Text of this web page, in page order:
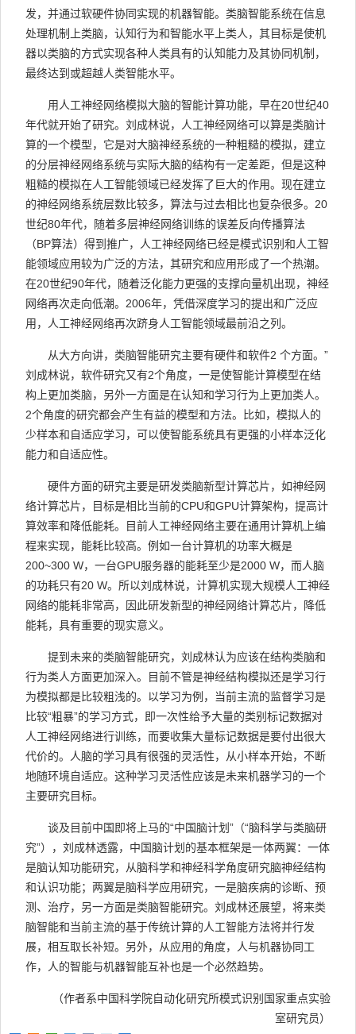
发，并通过软硬件协同实现的机器智能。类脑智能系统在信息
处理机制上类脑，认知行为和智能水平上类人，其目标是使机
器以类脑的方式实现各种人类具有的认知能力及其协同机制，
最终达到或超越人类智能水平。
用人工神经网络模拟大脑的智能计算功能，早在20世纪40
年代就开始了研究。刘成林说，人工神经网络可以算是类脑计
算的一个模型，它是对大脑神经系统的一种粗糙的模拟，建立
的分层神经网络系统与实际大脑的结构有一定差距，但是这种
粗糙的模拟在人工智能领域已经发挥了巨大的作用。现在建立
的神经网络系统层数比较多，算法与过去相比也复杂很多。20
世纪80年代，随着多层神经网络训练的误差反向传播算法
（BP算法）得到推广，人工神经网络已经是模式识别和人工智
能领域应用较为广泛的方法，其研究和应用形成了一个热潮。
在20世纪90年代，随着泛化能力更强的支撑向量机出现，神经
网络再次走向低潮。2006年，凭借深度学习的提出和广泛应
用，人工神经网络再次跻身人工智能领域最前沿之列。
从大方向讲，类脑智能研究主要有硬件和软件2 个方面。”
刘成林说，软件研究又有2个角度，一是使智能计算模型在结
构上更加类脑，另外一方面是在认知和学习行为上更加类人。
2个角度的研究都会产生有益的模型和方法。比如，模拟人的
少样本和自适应学习，可以使智能系统具有更强的小样本泛化
能力和自适应性。
硬件方面的研究主要是研发类脑新型计算芯片，如神经网
络计算芯片，目标是相比当前的CPU和GPU计算架构，提高计
算效率和降低能耗。目前人工神经网络主要在通用计算机上编
程来实现，能耗比较高。例如一台计算机的功率大概是
200~300 W，一台GPU服务器的能耗至少是2000 W，而人脑
的功耗只有20 W。所以刘成林说，计算机实现大规模人工神经
网络的能耗非常高，因此研发新型的神经网络计算芯片，降低
能耗，具有重要的现实意义。
提到未来的类脑智能研究，刘成林认为应该在结构类脑和
行为类人方面更加深入。目前不管是神经结构模拟还是学习行
为模拟都是比较粗浅的。以学习为例，当前主流的监督学习是
比较“粗暴”的学习方式，即一次性给予大量的类别标记数据对
人工神经网络进行训练，而要收集大量标记数据是要付出很大
代价的。人脑的学习具有很强的灵活性，从小样本开始，不断
地随环境自适应。这种学习灵活性应该是未来机器学习的一个
主要研究目标。
谈及目前中国即将上马的“中国脑计划”（“脑科学与类脑研
究”），刘成林透露，中国脑计划的基本框架是一体两翼：一体
是脑认知功能研究，从脑科学和神经科学角度研究脑神经结构
和认识功能；两翼是脑科学应用研究，一是脑疾病的诊断、预
测、治疗，另一方面是类脑智能研究。刘成林还展望，将来类
脑智能和当前主流的基于传统计算的人工智能方法将并行发
展，相互取长补短。另外，从应用的角度，人与机器协同工
作，人的智能与机器智能互补也是一个必然趋势。
（作者系中国科学院自动化研究所模式识别国家重点实验
室研究员）